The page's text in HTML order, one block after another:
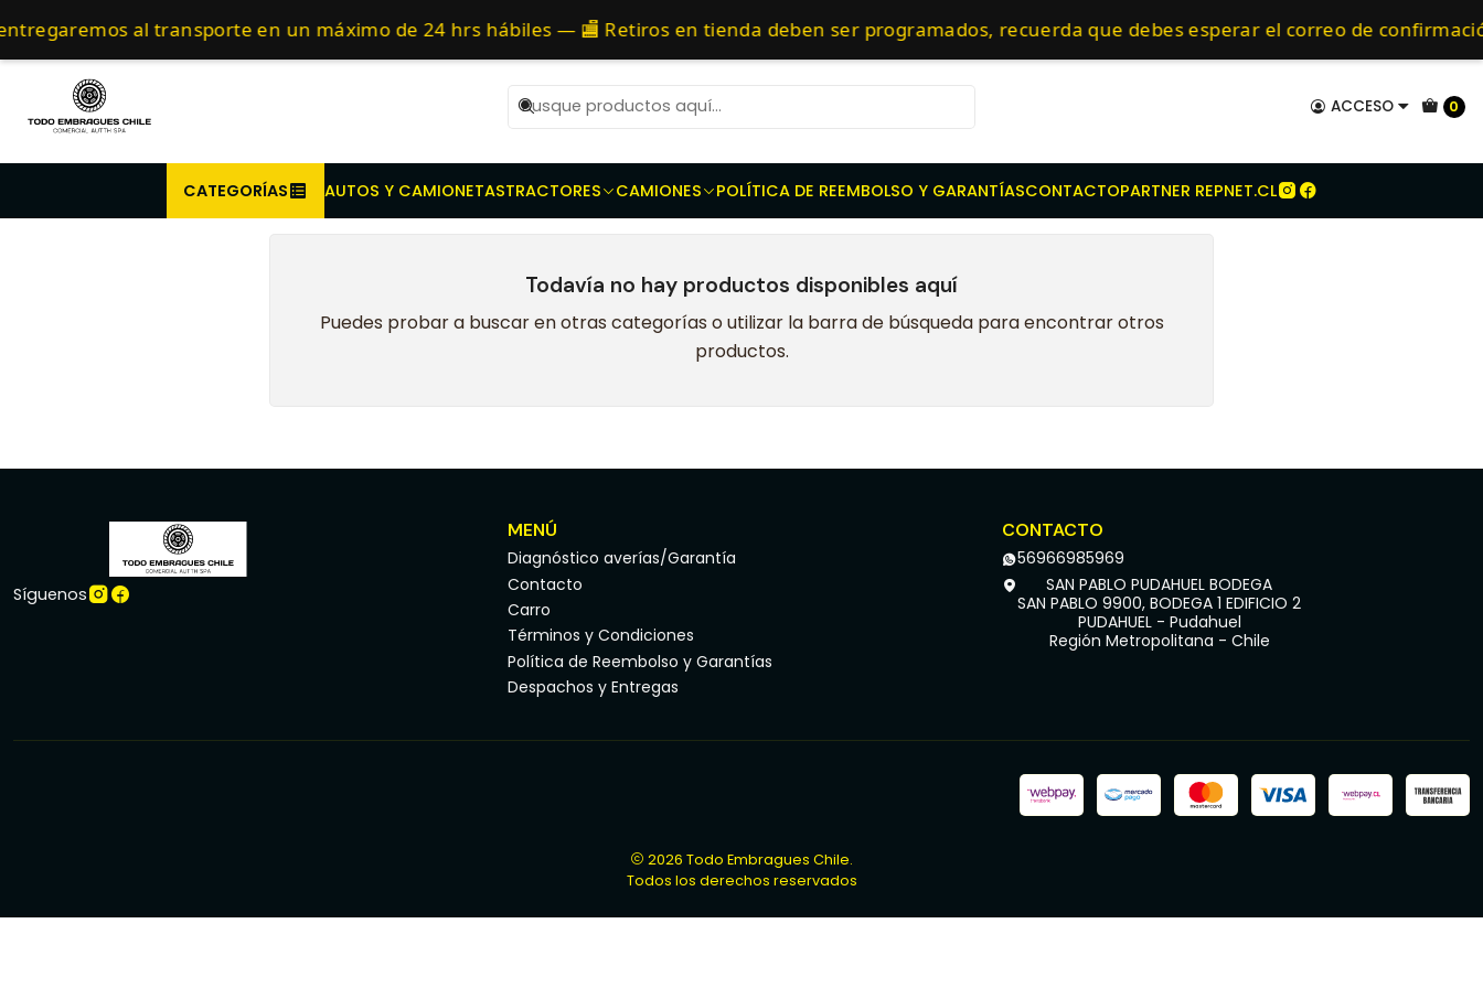
ACCESO 0
al transporte en un máximo de 24 hrs hábiles — 🏬 Retiros en tienda deben ser programados, recuerda que debes esperar el correo de
CATEGORÍAS AUTOS Y CAMIONETASTRACTORES CAMIONES POLÍTICA DE REEMBOLSO Y GARANTÍASCONTACTOPARTNER REPNET.CL
Compra antes de las 10 AM de Lunes a Viernes y entregaremos al transporte en un máximo de 24 hrs hábiles.
Inicio Embragues para Tractores - Prensas dobles - Discos de embrague - Discos toma Fuerza John Deere 2140
2140
Todavía no hay productos disponibles aquí
Puedes probar a buscar en otras categorías o utilizar la barra de búsqueda para encontrar otros
productos.
Síguenos
MENÚ
Diagnóstico averías/Garantía
Contacto
Carro
Términos y Condiciones
Política de Reembolso y Garantías
Despachos y Entregas
CONTACTO
56966985969
SAN PABLO PUDAHUEL BODEGA
SAN PABLO 9900, BODEGA 1 EDIFICIO 2
PUDAHUEL - Pudahuel
Región Metropolitana - Chile
2026 Todo Embragues Chile.
Todos los derechos reservados